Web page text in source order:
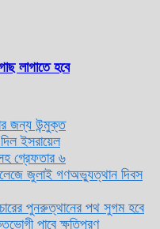
লাগাতে হবে
জন্য উন্মুক্ত
ইসরায়েল
গ্রেফতার ৬
জুলাই গণঅভ্যুত্থান দিবস
পুনরুত্থানের পথ সুগম হবে
পাবে ক্ষতিপূরণ